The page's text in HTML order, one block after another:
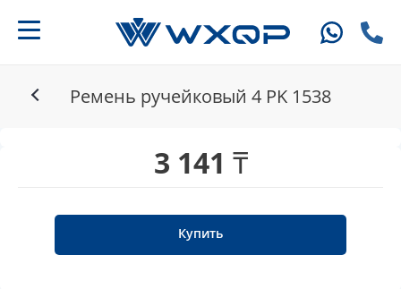
Ремень ручейковый 4 PK 1538
3 141 ₸
Купить